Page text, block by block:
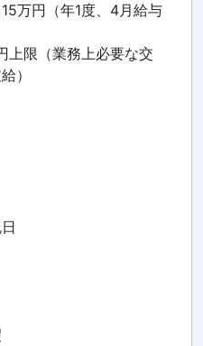
万円（年1度、4月給与
上限（業務上必要な交
）